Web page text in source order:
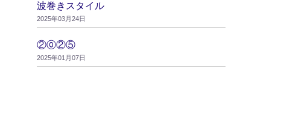
波巻きスタイル
2025年03月24日
②⓪②⑤
2025年01月07日